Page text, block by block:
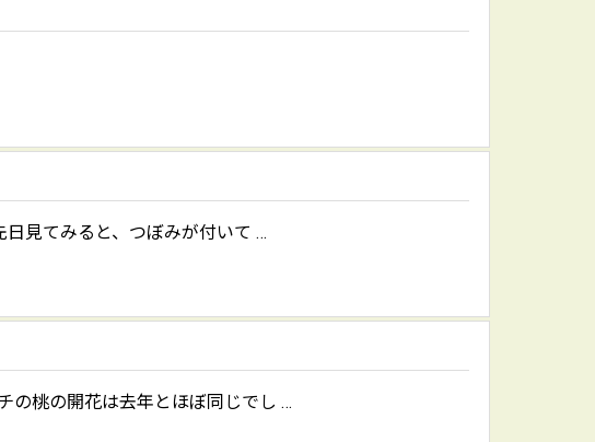
見てみると、つぼみが付いて …
の桃の開花は去年とほぼ同じでし …